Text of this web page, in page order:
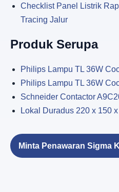
Checklist Panel Listrik
Tracing Jalur
Produk Serupa
Philips Lampu TL 36W
Philips Lampu TL 36W
Schneider Contactor
Lokal Duradus 220 x 150
Minta Penawaran Sigma